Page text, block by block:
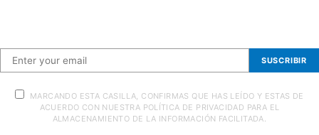
SUSCRIBIR
MARCANDO ESTA CASILLA, CONFIRMAS QUE HAS LEÍDO Y ESTAS DE
ACUERDO CON NUESTRA POLÍTICA DE PRIVACIDAD PARA EL
ALMACENAMIENTO DE LA INFORMACIÓN FACILITADA.